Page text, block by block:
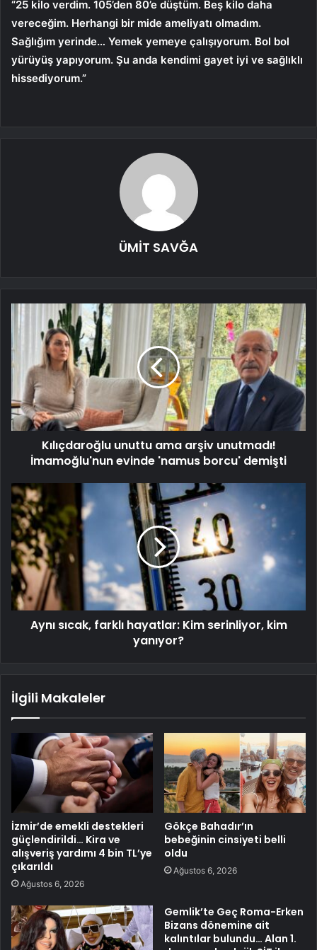
“25 kilo verdim. 105’den 80’e düştüm. Beş kilo daha
vereceğim. Herhangi bir mide ameliyatı olmadım.
Sağlığım yerinde… Yemek yemeye çalışıyorum. Bol bol
yürüyüş yapıyorum. Şu anda kendimi gayet iyi ve sağlıklı
hissediyorum.”
ÜMİT SAVĞA
Kılıçdaroğlu unuttu ama arşiv unutmadı!
İmamoğlu'nun evinde 'namus borcu' demişti
Aynı sıcak, farklı hayatlar: Kim serinliyor, kim
yanıyor?
İlgili Makaleler
İzmir’de emekli destekleri
güçlendirildi… Kira ve
alışveriş yardımı 4 bin TL’ye
çıkarıldı
Ağustos 6, 2026
Gökçe Bahadır’ın
bebeğinin cinsiyeti belli
oldu
Ağustos 6, 2026
Gemlik’te Geç Roma-Erken
Bizans dönemine ait
kalıntılar bulundu… Alan 1.